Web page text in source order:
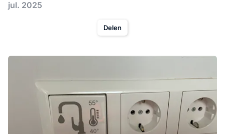
jul. 2025
Delen